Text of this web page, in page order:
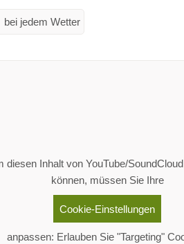
bei jedem Wetter
diesen Inhalt von YouTube/
können, müssen Sie Ihre
Cookie-Einstellungen
anpassen: Erlauben Sie "Targeting"